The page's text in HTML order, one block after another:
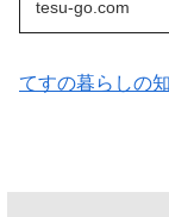
tesu-go.com
てすの暮らしの